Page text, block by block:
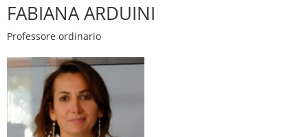
FABIANA ARDUINI
Professore ordinario